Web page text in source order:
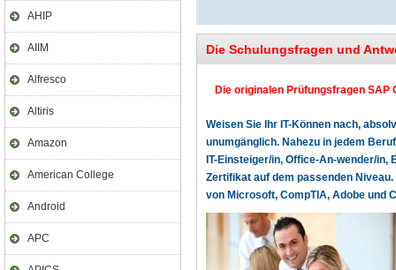
AHIP
AIIM
Alfresco
Altiris
Amazon
American College
Android
APC
Die Schulungsfragen und
Die originalen Prüfungsfragen SAP
Weisen Sie Ihr IT-Können nach,
unumgänglich. Nahezu in jedem
IT-Einsteiger/in, Office-An-wender/
Zertifikat auf dem passenden
von Microsoft, CompTIA, Adobe und